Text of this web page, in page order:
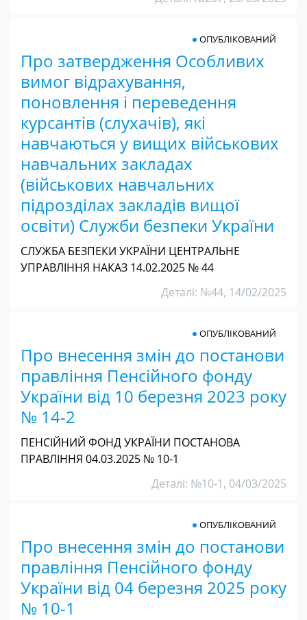
Про затвердження Особливих
вимог відрахування,
поновлення і переведення
курсантів (слухачів), які
навчаються у вищих військових
навчальних закладах
(військових навчальних
підрозділах закладів вищої
освіти) Служби безпеки України
ОПУБЛІКОВАНИЙ
СЛУЖБА БЕЗПЕКИ УКРАЇНИ ЦЕНТРАЛЬНЕ
УПРАВЛІННЯ НАКАЗ 14.02.2025 № 44
Деталі: №44, 14/02/2025
Про внесення змін до постанови
правління Пенсійного фонду
України від 10 березня 2023 року
№ 14-2
ОПУБЛІКОВАНИЙ
ПЕНСІЙНИЙ ФОНД УКРАЇНИ ПОСТАНОВА
ПРАВЛІННЯ 04.03.2025 № 10-1
Деталі: №10-1, 04/03/2025
Про внесення змін до постанови
правління Пенсійного фонду
України від 04 березня 2025 року
№ 10-1
ОПУБЛІКОВАНИЙ